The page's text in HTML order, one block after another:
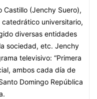
Castillo (Jenchy Suero),
universitario,
diversas entidades
sociedad, etc. Jenchy
televisivo: “Primera
ambos cada día de
Domingo República